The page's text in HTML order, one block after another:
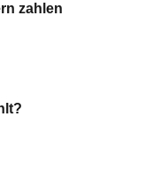
zahlen